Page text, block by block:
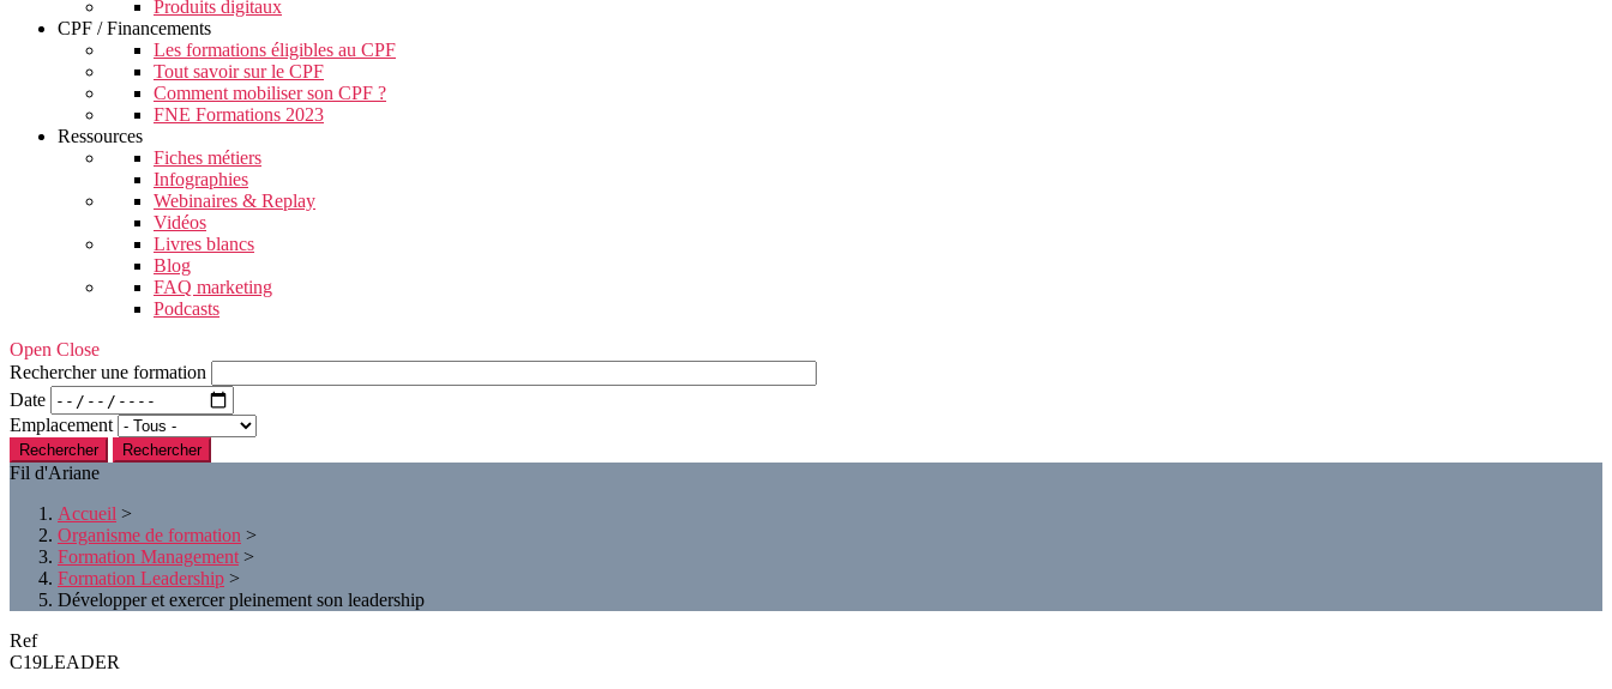
Produits digitaux
CPF / Financements
Les formations éligibles au CPF
Tout savoir sur le CPF
Comment mobiliser son CPF ?
FNE Formations 2023
Ressources
Fiches métiers
Infographies
Webinaires & Replay
Vidéos
Livres blancs
Blog
FAQ marketing
Podcasts
Open Close
Rechercher une formation
Date
Emplacement
Rechercher
Fil d'Ariane
Accueil >
Organisme de formation >
Formation Management >
Formation Leadership >
Développer et exercer pleinement son leadership
Ref
C19LEADER